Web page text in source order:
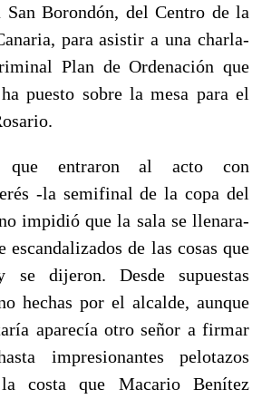
San Borondón, del Centro de la
para asistir a una charla-
Plan de Ordenación que
puesto sobre la mesa para el
que entraron al acto con
-la semifinal de la copa del
impidió que la sala se llenara-
escandalizados de las cosas que
dijeron. Desde supuestas
hechas por el alcalde, aunque
aparecía otro señor a firmar
impresionantes pelotazos
costa que Macario Benítez